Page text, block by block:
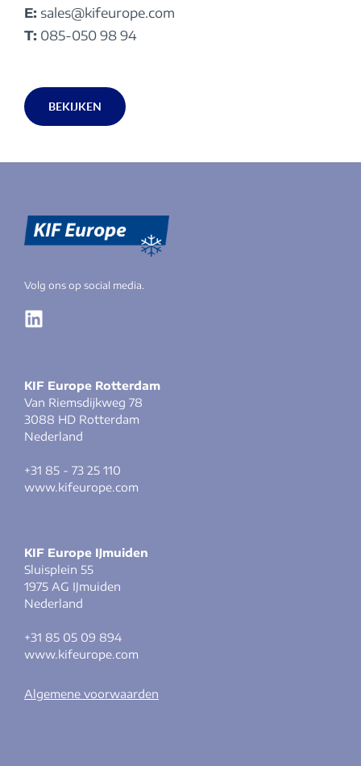
E: sales@kifeurope.com
T: 085-050 98 94
BEKIJKEN
Volg ons op social media.
KIF Europe Rotterdam
Van Riemsdijkweg 78
3088 HD Rotterdam
Nederland
+31 85 - 73 25 110
www.kifeurope.com
KIF Europe IJmuiden
Sluisplein 55
1975 AG IJmuiden
Nederland
+31 85 05 09 894
www.kifeurope.com
Algemene voorwaarden